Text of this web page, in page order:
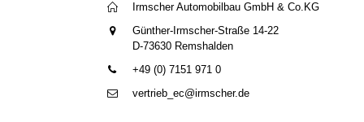
Irmscher Automobilbau GmbH & Co.KG
Günther-Irmscher-Straße 14-22
D-73630 Remshalden
+49 (0) 7151 971 0
vertrieb_ec@irmscher.de